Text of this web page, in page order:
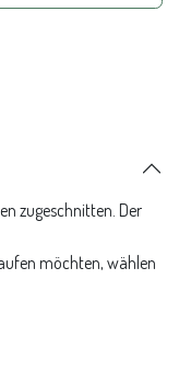
zugeschnitten. Der
möchten, wählen